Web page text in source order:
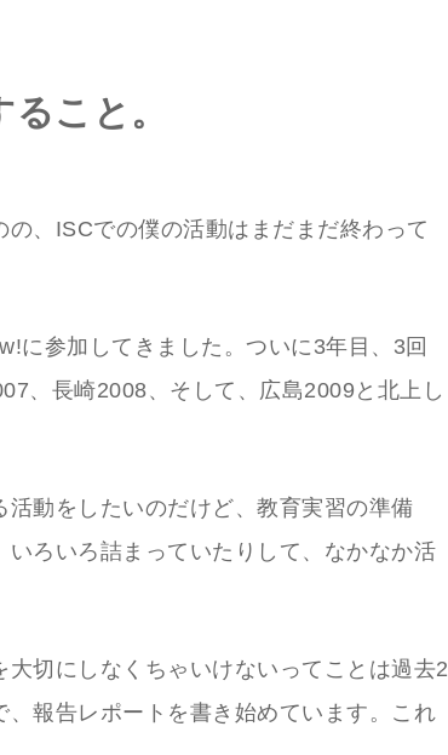
こと。
、ISCでの僕の活動はまだまだ終わって
に参加してきました。ついに3年目、3回
、長崎2008、そして、広島2009と北上し
動をしたいのだけど、教育実習の準備
いろいろ詰まっていたりして、なかなか活
切にしなくちゃいけないってことは過去2
、報告レポートを書き始めています。これ